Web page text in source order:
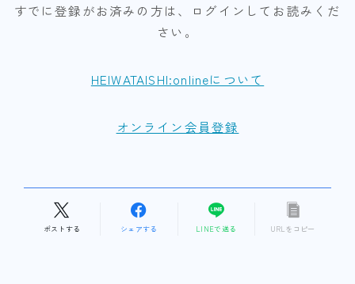
すでに登録がお済みの方は、ログインしてお読みくだ
さい。
HEIWATAISHI:onlineについて
オンライン会員登録
ポストする シェアする LINEで送る URLをコピー